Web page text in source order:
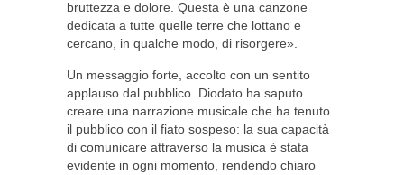
bruttezza e dolore. Questa è una canzone
dedicata a tutte quelle terre che lottano e
cercano, in qualche modo, di risorgere».
Un messaggio forte, accolto con un sentito
applauso dal pubblico. Diodato ha saputo
creare una narrazione musicale che ha tenuto
il pubblico con il fiato sospeso: la sua capacità
di comunicare attraverso la musica è stata
evidente in ogni momento, rendendo chiaro